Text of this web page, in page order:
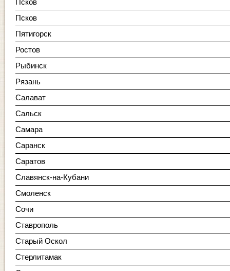
Псков
Псков
Пятигорск
Ростов
Рыбинск
Рязань
Салават
Сальск
Самара
Саранск
Саратов
Славянск-на-Кубани
Смоленск
Сочи
Ставрополь
Старый Оскол
Стерлитамак